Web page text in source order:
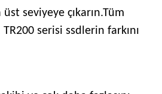
seviyeye çıkarın.Tüm
serisi ssdlerin farkını